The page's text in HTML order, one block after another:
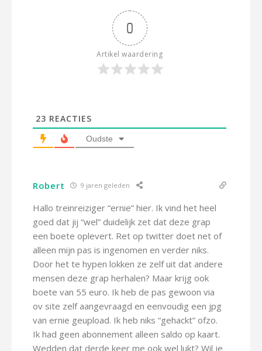
0
Artikel waardering
23 REACTIES
Oudste
Robert 9 jaren geleden
Hallo treinreiziger “ernie” hier. Ik vind het heel
goed dat jij “wel” duidelijk zet dat deze grap
een boete oplevert. Ret op twitter doet net of
alleen mijn pas is ingenomen en verder niks.
Door het te hypen lokken ze zelf uit dat andere
mensen deze grap herhalen? Maar krijg ook
boete van 55 euro. Ik heb de pas gewoon via
ov site zelf aangevraagd en eenvoudig een jpg
van ernie geupload. Ik heb niks “gehackt” ofzo.
Ik had geen abonnement alleen saldo op kaart.
Wedden dat derde keer me ook wel lukt? Wil je